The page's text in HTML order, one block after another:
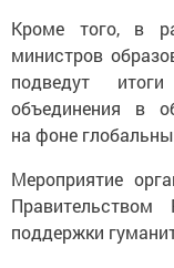
Кроме того, в
министров
подведут итоги
объединения в
на фоне
Мероприятие
поддержки